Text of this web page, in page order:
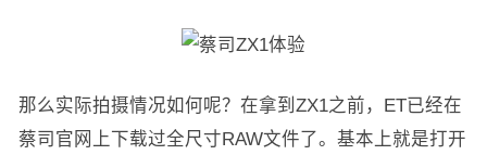
那么实际拍摄情况如何呢？在拿到ZX1之前，ET已经在
蔡司官网上下载过全尺寸RAW文件了。基本上就是打开